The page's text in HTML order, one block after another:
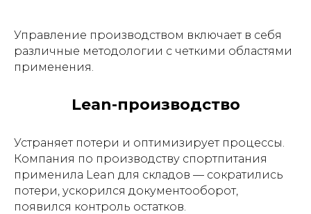
Управление производством включает в себя
различные методологии с четкими областями
применения.
Lean-производство
Устраняет потери и оптимизирует процессы.
Компания по производству спортпитания
применила Lean для складов — сократились
потери, ускорился документооборот,
появился контроль остатков.